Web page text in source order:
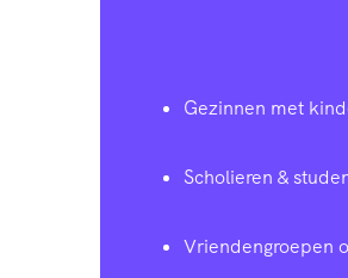
Gezinnen met
Scholieren &
Vriendengroepen